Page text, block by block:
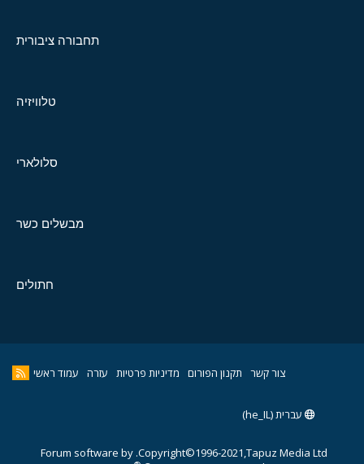
תחבורה ציבורית
טלוויזיה
סלולארי
מבשלים כשר
חתולים
צור קשר תקנון הפורום מדיניות פרטיות עזרה עמוד ראשי
עברית (he_IL)
Copyright©1996-2021,Tapuz Media Ltd.
Forum software by